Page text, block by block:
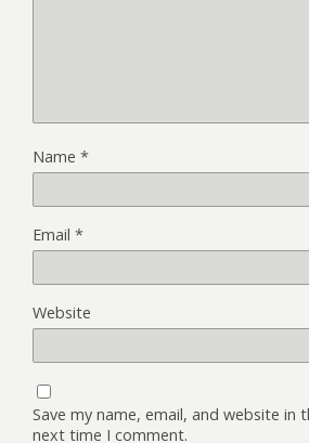
Name *
Email *
Website
Save my name, email, and website in
next time I comment.